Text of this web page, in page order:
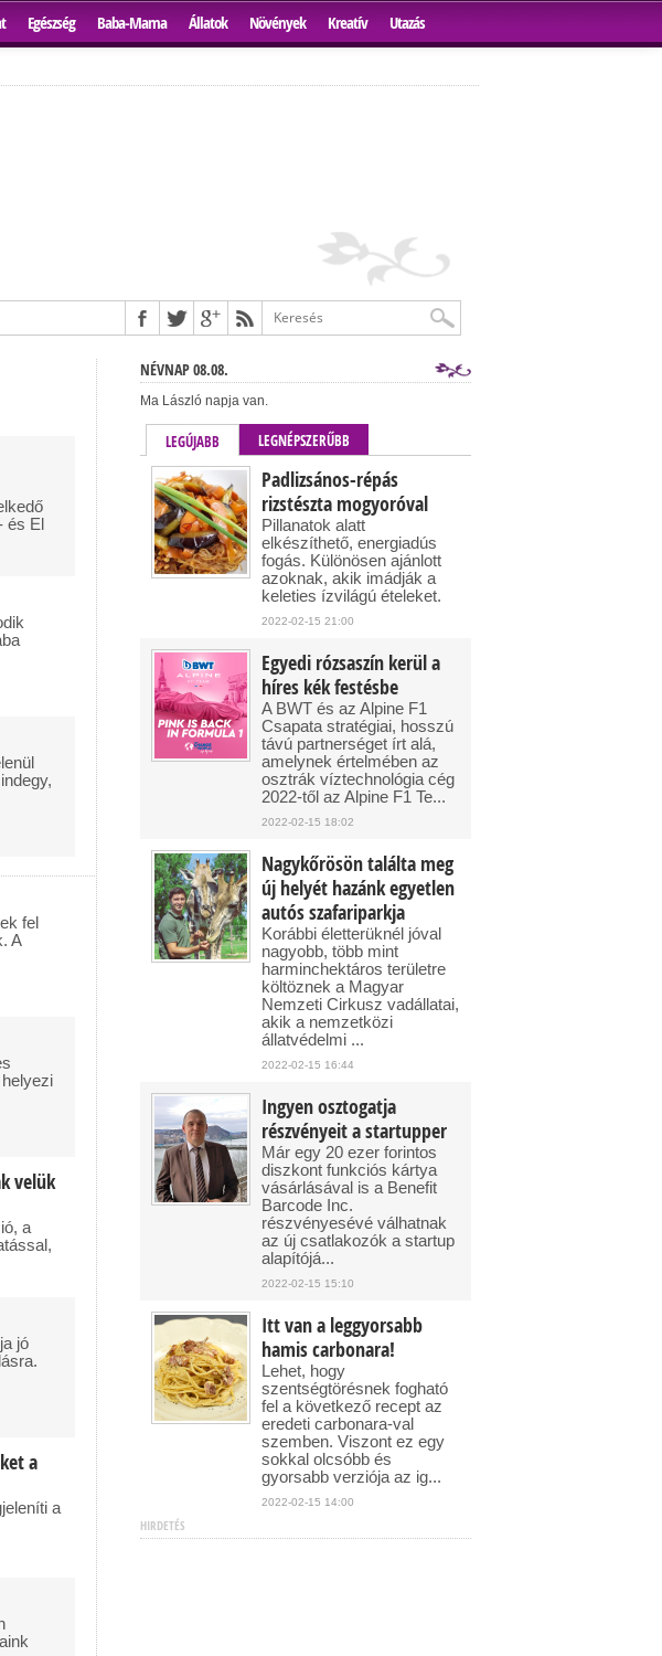
Egészség Baba-Mama Állatok Növények Kreatív Utazás
és El
fel
A
velük
a
jó
a
a
NÉVNAP 08.08.
Ma László napja van.
LEGÚJABB LEGNÉPSZERŰBB
Padlizsános-répás
rizstészta mogyoróval
Pillanatok alatt
elkészíthető, energiadús
fogás. Különösen ajánlott
azoknak, akik imádják a
keleties ízvilágú ételeket.
2022-02-15 21:00
Egyedi rózsaszín kerül a
híres kék festésbe
A BWT és az Alpine F1
Csapata stratégiai, hosszú
távú partnerséget írt alá,
amelynek értelmében az
osztrák víztechnológia cég
2022-től az Alpine F1 Te...
2022-02-15 18:02
Nagykőrösön találta meg
új helyét hazánk egyetlen
autós szafariparkja
Korábbi életterüknél jóval
nagyobb, több mint
harminchektáros területre
költöznek a Magyar
Nemzeti Cirkusz vadállatai,
akik a nemzetközi
állatvédelmi ...
2022-02-15 16:44
Ingyen osztogatja
részvényeit a startupper
Már egy 20 ezer forintos
diszkont funkciós kártya
vásárlásával is a Benefit
Barcode Inc.
részvényesévé válhatnak
az új csatlakozók a startup
alapítójá...
2022-02-15 15:10
Itt van a leggyorsabb
hamis carbonara!
Lehet, hogy
szentségtörésnek fogható
fel a következő recept az
eredeti carbonara-val
szemben. Viszont ez egy
sokkal olcsóbb és
gyorsabb verziója az ig...
2022-02-15 14:00
HIRDETÉS